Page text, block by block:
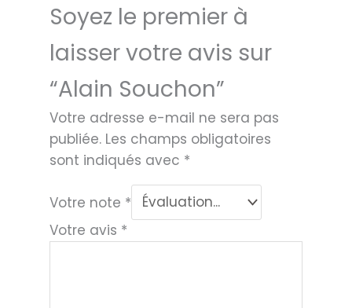
Soyez le premier à
laisser votre avis sur
“Alain Souchon”
Votre adresse e-mail ne sera pas
publiée. Les champs obligatoires
sont indiqués avec *
Votre note *
Votre avis *